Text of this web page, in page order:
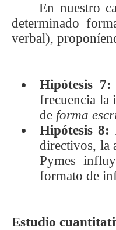
En nuestro
determinado
verbal),
Hipótesis
frecuencia la
de forma
Hipótesis 8:
directivos, la
Pymes
formato de
Estudio